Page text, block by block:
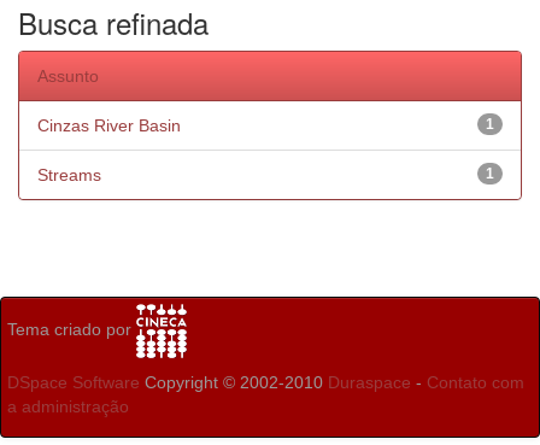
Busca refinada
Assunto
1
Cinzas River Basin
1
Streams
Tema criado por
DSpace Software Copyright © 2002-2010 Duraspace - Contato com
a administração